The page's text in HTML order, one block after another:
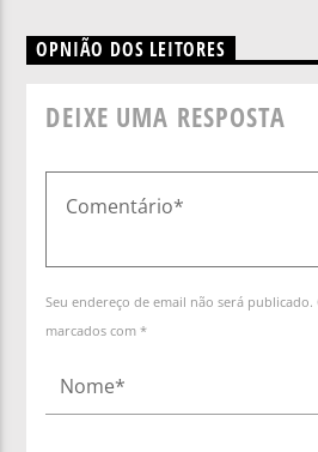
OPNIÃO DOS LEITORES
DEIXE UMA RESPOSTA
Seu endereço de email não será
marcados com *